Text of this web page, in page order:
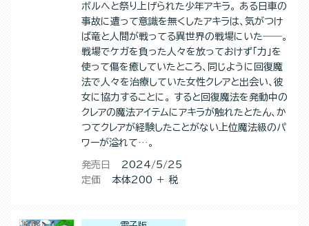
ボルへと祭り上げられた少年アキラ。 ある日車の
事故に遭って意識を無くしたアキラは、気がつけ
ば竜と人間が戦ってる異世界の戦場にいた――。
戦場でケガを負った人々を放っておけず「力」を
使って傷を癒していたところ、同じように回復魔
法で人々を治療していた女性クレアと出会い、彼
女に協力することに。 すると回復魔法を発動中の
クレアの魔法アイテムにアキラが触れたとたん、か
つてクレアが経験したことがない上位魔法級のパ
ワーが溢れて…。
発売日
2024/5/25
定価
本体200 ＋ 税